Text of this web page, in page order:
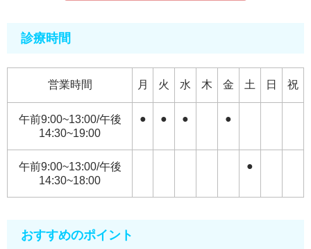
診療時間
営業時間 月 火 水 木 金 土 日 祝
午前9:00~13:00/午後
14:30~19:00
● ● ● ●
午前9:00~13:00/午後
14:30~18:00
●
おすすめのポイント